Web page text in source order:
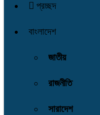
প্রচ্ছদ
বাংলাদেশ
জাতীয়
রাজনীতি
সারাদেশ